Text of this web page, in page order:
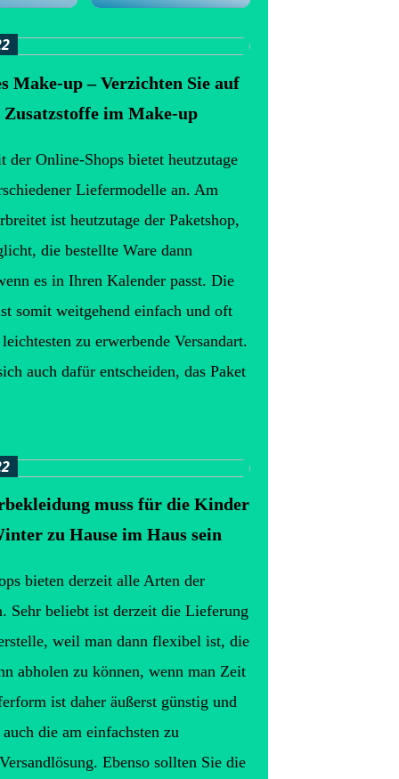
Make-up – Verzichten Sie auf
Zusatzstoffe im Make-up
der Online-Shops bietet heutzutage
Liefermodelle an. Am
ist heutzutage der Paketshop,
die bestellte Ware dann
es in Ihren Kalender passt. Die
somit weitgehend einfach und oft
zu erwerbende Versandart.
auch dafür entscheiden, das Paket
muss für die Kinder
zu Hause im Haus sein
bieten derzeit alle Arten der
Sehr beliebt ist derzeit die Lieferung
weil man dann flexibel ist, die
abholen zu können, wenn man Zeit
ist daher äußerst günstig und
die am einfachsten zu
Ebenso sollten Sie die